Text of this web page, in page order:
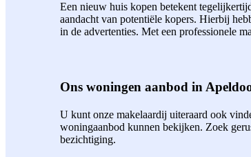
Een nieuw huis kopen betekent
aandacht van potentiële kopers. Hierbij
in de advertenties. Met een professionele
Ons woningen aanbod in
U kunt onze makelaardij uiteraard ook
woningaanbod kunnen bekijken. Zoek
bezichtiging.